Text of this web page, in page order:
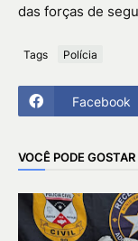
das forças de
Tags Polícia
Facebook
VOCÊ PODE GOSTAR